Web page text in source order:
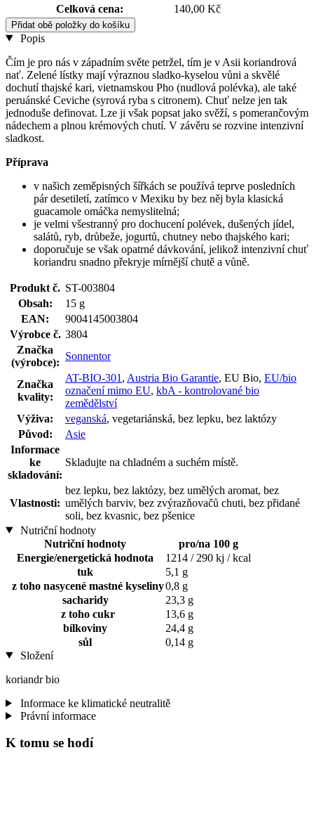
Celková cena:
140,00 Kč
Přidat obě položky do košíku
Popis
Čím je pro nás v západním světe petržel, tím je v Asii koriandrová
nať. Zelené lístky mají výraznou sladko-kyselou vůni a skvělé
dochutí thajské kari, vietnamskou Pho (nudlová polévka), ale také
peruánské Ceviche (syrová ryba s citronem). Chuť nelze jen tak
jednoduše definovat. Lze ji však popsat jako svěží, s pomerančovým
nádechem a plnou krémových chutí. V závěru se rozvine intenzivní
sladkost.
Příprava
v našich zeměpisných šířkách se používá teprve posledních
pár desetiletí, zatímco v Mexiku by bez něj byla klasická
guacamole omáčka nemyslitelná;
je velmi všestranný pro dochucení polévek, dušených jídel,
salátů, ryb, drůbeže, jogurtů, chutney nebo thajského kari;
doporučuje se však opatrné dávkování, jelikož intenzivní chuť
koriandru snadno překryje mírnější chutě a vůně.
Produkt č. ST-003804
Obsah:
15 g
EAN:
9004145003804
Výrobce č. 3804
Značka
(výrobce):
Sonnentor
Značka
kvality:
AT-BIO-301 , Austria Bio Garantie, EU Bio, EU/bio
označení mimo EU, kbA - kontrolované bio
zemědělství
Výživa:
veganská, vegetariánská, bez lepku, bez laktózy
Původ:
Asie
Informace
ke
skladování:
Skladujte na chladném a suchém místě.
Vlastnosti:
bez lepku, bez laktózy, bez umělých aromat, bez
umělých barviv, bez zvýrazňovačů chuti, bez přidané
soli, bez kvasnic, bez pšenice
Nutriční hodnoty
Nutriční hodnoty
pro/na 100 g
Energie/energetická hodnota
1214 / 290 kj / kcal
tuk
5,1 g
z toho nasycené mastné kyseliny0,8 g
sacharidy
23,3 g
z toho cukr
13,6 g
bílkoviny
24,4 g
sůl
0,14 g
Složení
koriandr bio
Informace ke klimatické neutralitě
Právní informace
K tomu se hodí